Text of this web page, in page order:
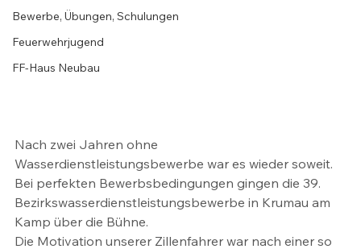
Bewerbe, Übungen, Schulungen
Feuerwehrjugend
FF-Haus Neubau
Nach zwei Jahren ohne
Wasserdienstleistungsbewerbe war es wieder soweit.
Bei perfekten Bewerbsbedingungen gingen die 39.
Bezirkswasserdienstleistungsbewerbe in Krumau am
Kamp über die Bühne.
Die Motivation unserer Zillenfahrer war nach einer so